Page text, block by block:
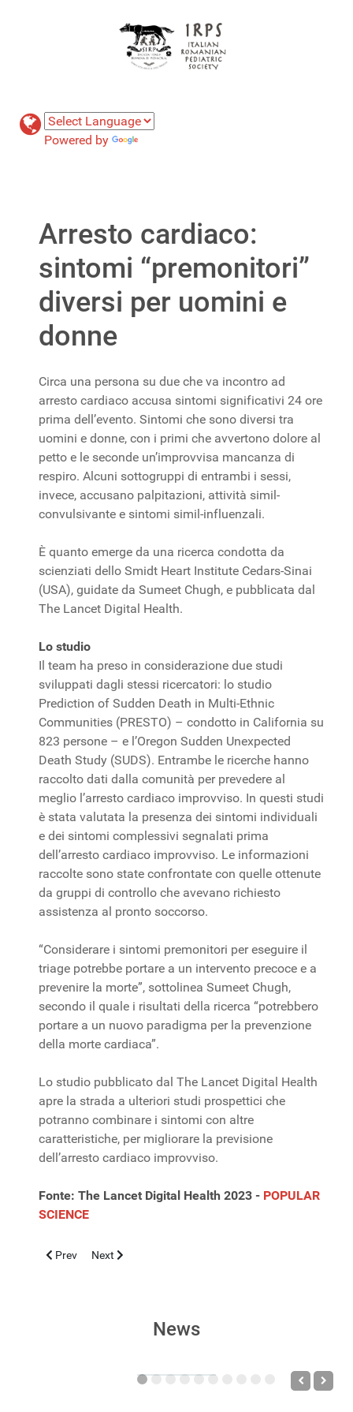
Powered by
Arresto cardiaco:
sintomi “premonitori”
diversi per uomini e
donne
Circa una persona su due che va incontro ad
arresto cardiaco accusa sintomi significativi 24 ore
prima dell’evento. Sintomi che sono diversi tra
uomini e donne, con i primi che avvertono dolore al
petto e le seconde un’improvvisa mancanza di
respiro. Alcuni sottogruppi di entrambi i sessi,
invece, accusano palpitazioni, attività simil-
convulsivante e sintomi simil-influenzali.
È quanto emerge da una ricerca condotta da
scienziati dello Smidt Heart Institute Cedars-Sinai
(USA), guidate da Sumeet Chugh, e pubblicata dal
The Lancet Digital Health.
Lo studio
Il team ha preso in considerazione due studi
sviluppati dagli stessi ricercatori: lo studio
Prediction of Sudden Death in Multi-Ethnic
Communities (PRESTO) – condotto in California su
823 persone – e l’Oregon Sudden Unexpected
Death Study (SUDS). Entrambe le ricerche hanno
raccolto dati dalla comunità per prevedere al
meglio l’arresto cardiaco improvviso. In questi studi
è stata valutata la presenza dei sintomi individuali
e dei sintomi complessivi segnalati prima
dell’arresto cardiaco improvviso. Le informazioni
raccolte sono state confrontate con quelle ottenute
da gruppi di controllo che avevano richiesto
assistenza al pronto soccorso.
“Considerare i sintomi premonitori per eseguire il
triage potrebbe portare a un intervento precoce e a
prevenire la morte”, sottolinea Sumeet Chugh,
secondo il quale i risultati della ricerca “potrebbero
portare a un nuovo paradigma per la prevenzione
della morte cardiaca”.
Lo studio pubblicato dal The Lancet Digital Health
apre la strada a ulteriori studi prospettici che
potranno combinare i sintomi con altre
caratteristiche, per migliorare la previsione
dell’arresto cardiaco improvviso.
Fonte: The Lancet Digital Health 2023 - POPULAR
SCIENCE
Previous article: Blocco del recettore FcRn: nuova frontiera
Prev Next article: Asma grave eosinofilico: studio
Next
News